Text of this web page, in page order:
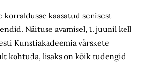
korraldusse kaasatud senisest
Näituse avamisel, 1. juunil kell
Kunstiakadeemia värskete
kohtuda, lisaks on kõik tudengid